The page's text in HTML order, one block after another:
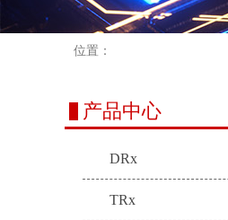
位置：
产品中心
DRx
TRx